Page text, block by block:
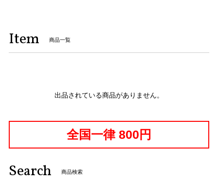
Item 商品一覧
出品されている商品がありません。
全国一律 800円
Search 商品検索